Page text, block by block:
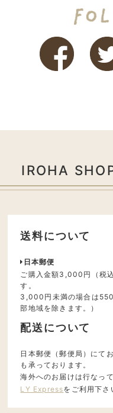
IROHA
送料について
日本郵便
ご購入金額3,000円（税
す。
3,000円未満の場合は
部地域を除きます。）
配送について
日本郵便（郵便局）にて
も承っております。
海外へのお届けは行なっ
LY Expressをご利用下さ